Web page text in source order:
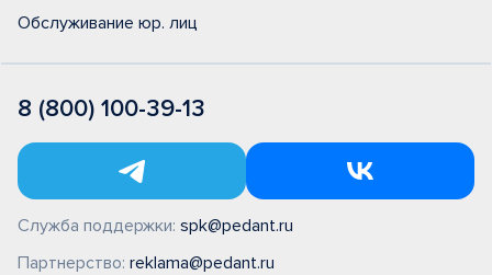
Обслуживание юр. лиц
8 (800) 100-39-13
Служба поддержки: spk@pedant.ru
Партнерство: reklama@pedant.ru